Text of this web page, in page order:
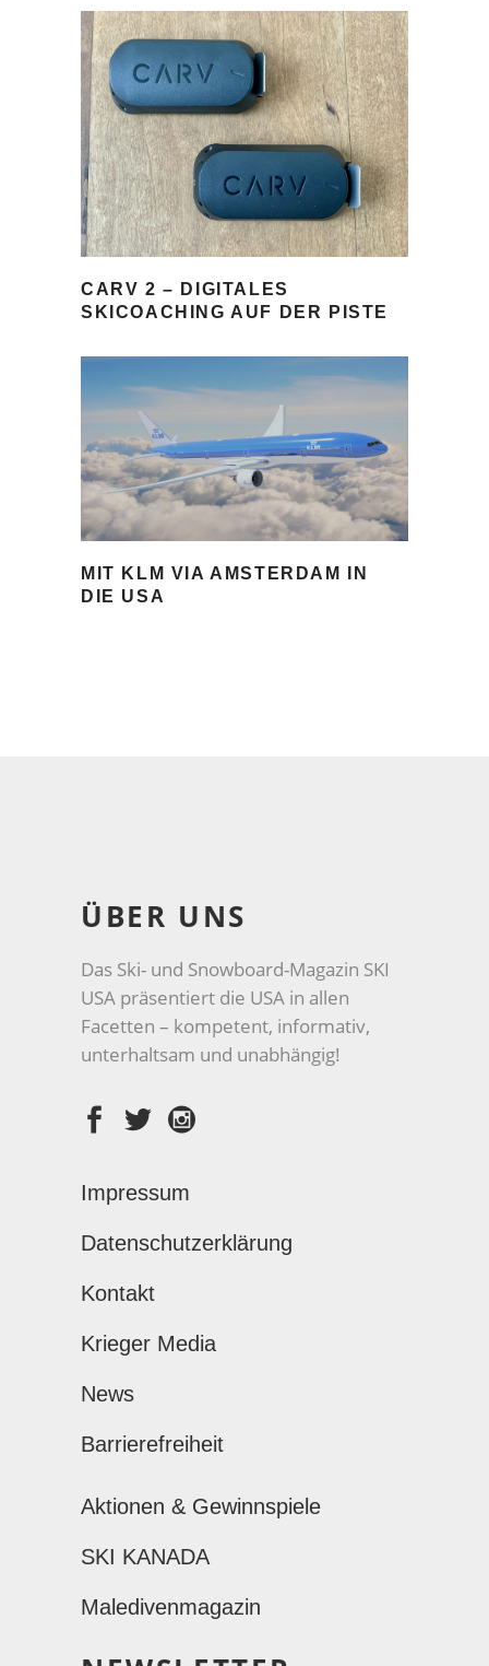
CARV 2 – DIGITALES
SKICOACHING AUF DER PISTE
MIT KLM VIA AMSTERDAM IN
DIE USA
ÜBER UNS
Das Ski- und Snowboard-Magazin SKI
USA präsentiert die USA in allen
Facetten – kompetent, informativ,
unterhaltsam und unabhängig!
Impressum
Datenschutzerklärung
Kontakt
Krieger Media
News
Barrierefreiheit
Aktionen & Gewinnspiele
SKI KANADA
Maledivenmagazin